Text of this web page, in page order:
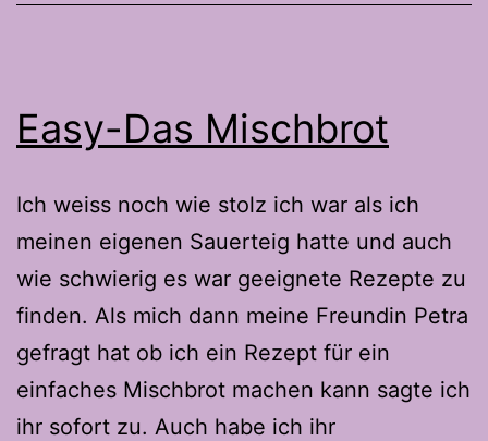
Easy-Das Mischbrot
Ich weiss noch wie stolz ich war als ich
meinen eigenen Sauerteig hatte und auch
wie schwierig es war geeignete Rezepte zu
finden. Als mich dann meine Freundin Petra
gefragt hat ob ich ein Rezept für ein
einfaches Mischbrot machen kann sagte ich
ihr sofort zu. Auch habe ich ihr